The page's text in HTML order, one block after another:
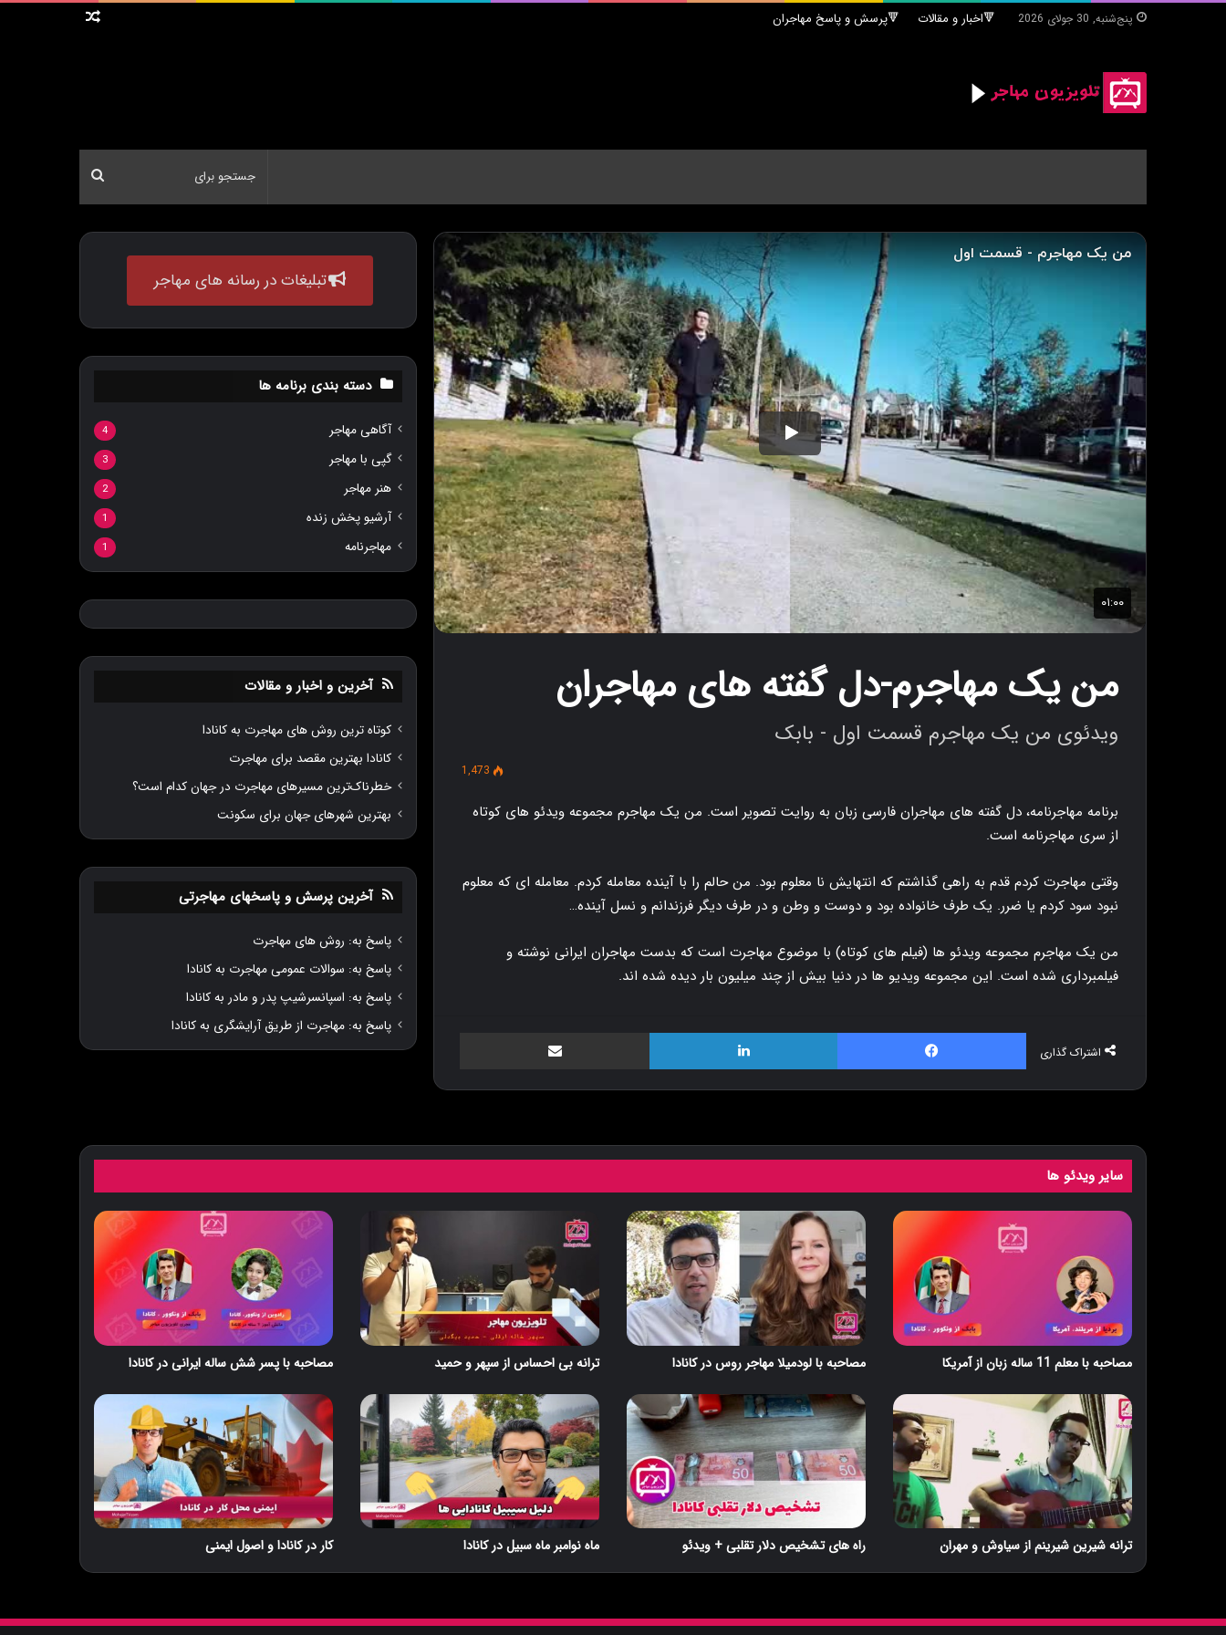
پنج‌شنبه, 30 جولای 2026 🔻اخبار و مقالات 🔻پرسش و پاسخ مهاجران
برای
من یک مهاجرم-دل گفته های مهاجران
ویدئوی من یک مهاجرم قسمت اول - بابک
1,473
برنامه مهاجرنامه، دل گفته های مهاجران فارسی زبان به روایت تصویر است. من یک مهاجرم مجموعه ویدئو های کوتاه
از سری مهاجرنامه است.
وقتی مهاجرت کردم قدم به راهی گذاشتم که انتهایش نا معلوم بود. من حالم را با آینده معامله کردم. معامله ای که معلوم
نبود سود کردم یا ضرر. یک طرف خانواده بود و دوست و وطن و در طرف دیگر فرزندانم و نسل آینده…
من یک مهاجرم مجموعه ویدئو ها (فیلم های کوتاه) با موضوع مهاجرت است که بدست مهاجران ایرانی نوشته و
فیلمبرداری شده است. این مجموعه ویدیو ها در دنیا بیش از چند میلیون بار دیده شده اند.
اشتراک گذاری
فیس بوک
تبلیغات در رسانه های مهاجر
دسته بندی برنامه ها
آگاهی مهاجر 4
گپی با مهاجر 3
هنر مهاجر 2
آرشیو پخش زنده 1
مهاجرنامه 1
آخرین و اخبار و مقالات
کوتاه ترین روش های مهاجرت به کانادا
کانادا بهترین مقصد برای مهاجرت
خطرناک‌ترین مسیر‌های مهاجرت در جهان کدام است؟
بهترین شهرهای جهان برای سکونت
آخرین پرسش و پاسخهای مهاجرتی
پاسخ به: روش های مهاجرت
پاسخ به: سوالات عمومی مهاجرت به کانادا
پاسخ به: اسپانسرشیپ پدر و مادر به کانادا
پاسخ به: مهاجرت از طریق آرایشگری به کانادا
سایر ویدئو ها
مصاحبه با معلم 11 ساله زبان از آمریکا مصاحبه با لودمیلا مهاجر روس در کانادا ترانه بی احساس از سپهر و حمید مصاحبه با پسر شش ساله ایرانی در کانادا
ترانه شیرین شیرینم از سیاوش و مهران راه های تشخیص دلار تقلبی + ویدئو ماه نوامبر ماه سبیل در کانادا کار در کانادا و اصول ایمنی